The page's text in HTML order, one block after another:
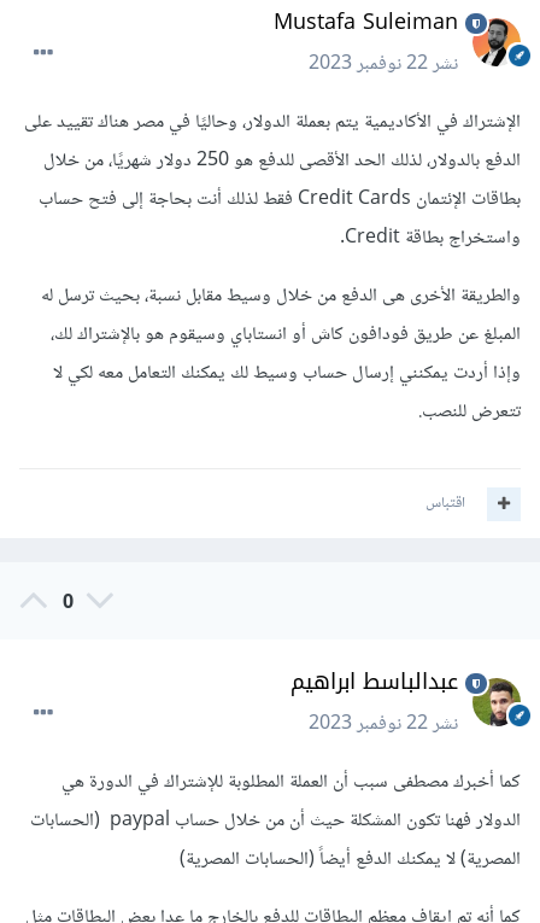
Mustafa Suleiman
نشر22 نوفمبر 2023
الإشتراك في الأكاديمية يتم بعملة الدولار، وحاليًا في مصر هناك تقييد على
الدفع بالدولار، لذلك الحد الأقصى للدفع هو 250 دولار شهريًا، من خلال
بطاقات الإئتمان Credit Cards فقط لذلك أنت بحاجة إلى فتح حساب
واستخراج بطاقة Credit.
والطريقة الأخرى هى الدفع من خلال وسيط مقابل نسبة، بحيث ترسل له
المبلغ عن طريق فودافون كاش أو انستاباي وسيقوم هو بالإشتراك لك،
وإذا أردت يمكنني إرسال حساب وسيط لك يمكنك التعامل معه لكي لا
تتعرض للنصب.
اقتباس
0
عبدالباسط ابراهيم
نشر22 نوفمبر 2023
كما أخبرك مصطفى سبب أن العملة المطلوبة للإشتراك في الدورة هي
الدولار فهنا تكون المشكلة حيث أن من خلال حساب paypal (الحسابات
المصرية) لا يمكنك الدفع أيضاً (الحسابات المصرية)